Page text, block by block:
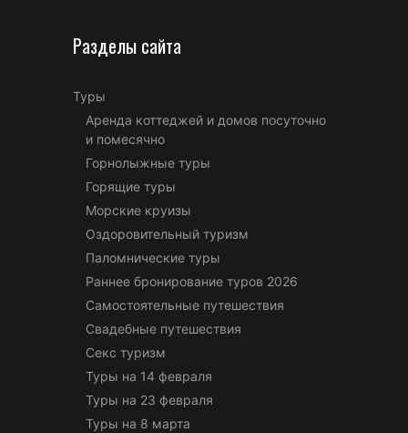
Разделы сайта
Туры
Аренда коттеджей и домов посуточно
и помесячно
Горнолыжные туры
Горящие туры
Морские круизы
Оздоровительный туризм
Паломнические туры
Раннее бронирование туров 2026
Самостоятельные путешествия
Свадебные путешествия
Секс туризм
Туры на 14 февраля
Туры на 23 февраля
Туры на 8 марта